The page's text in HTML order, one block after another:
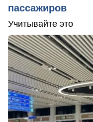
пассажиров
Учитывайте это